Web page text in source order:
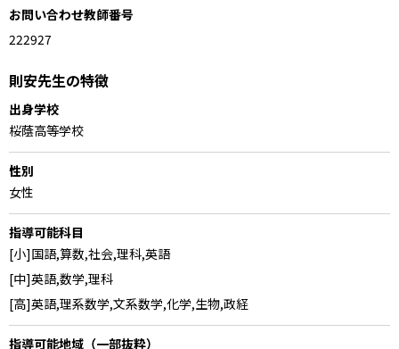
お問い合わせ教師番号
1222927
則安先生の特徴
出身学校
桜蔭高等学校
性別
女性
指導可能科目
[小]国語,算数,社会,理科,英語
[中]英語,数学,理科
[高]英語,理系数学,文系数学,化学,生物,政経
指導可能地域（一部抜粋）